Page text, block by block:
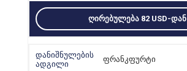
ᲦᲘᲠᲔᲑᲣᲚᲔᲑᲐ 82 USD-ᲓᲐᲜ
ფრანკფურტი